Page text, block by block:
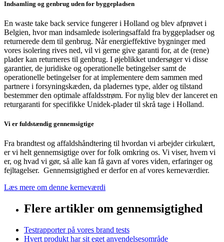
Indsamling og genbrug uden for byggepladsen
En waste take back service fungerer i Holland og blev afprøvet i
Belgien, hvor man indsamlede isoleringsaffald fra byggepladser og
returnerede dem til genbrug. Når energieffektive bygninger med
vores isolering rives ned, vil vi gerne give garanti for, at de (rene)
plader kan returneres til genbrug. I øjeblikket undersøger vi disse
garantier, de juridiske og operationelle betingelser samt de
operationelle betingelser for at implementere dem sammen med
partnere i forsyningskæden, da pladernes type, alder og tilstand
bestemmer den optimale affaldsstrøm. For nylig blev der lanceret en
returgaranti for specifikke Unidek-plader til skrå tage i Holland.
Vi er fuldstændig gennemsigtige
Fra brandtest og affaldshåndtering til hvordan vi arbejder cirkulært,
er vi helt gennemsigtige over for folk omkring os. Vi viser, hvem vi
er, og hvad vi gør, så alle kan få gavn af vores viden, erfaringer og
fejltagelser. Gennemsigtighed er derfor en af vores kerneværdier.
Læs mere om denne kerneværdi
Flere artikler om gennemsigtighed
Testrapporter på vores brand tests
Hvert produkt har sit eget anvendelsesområde